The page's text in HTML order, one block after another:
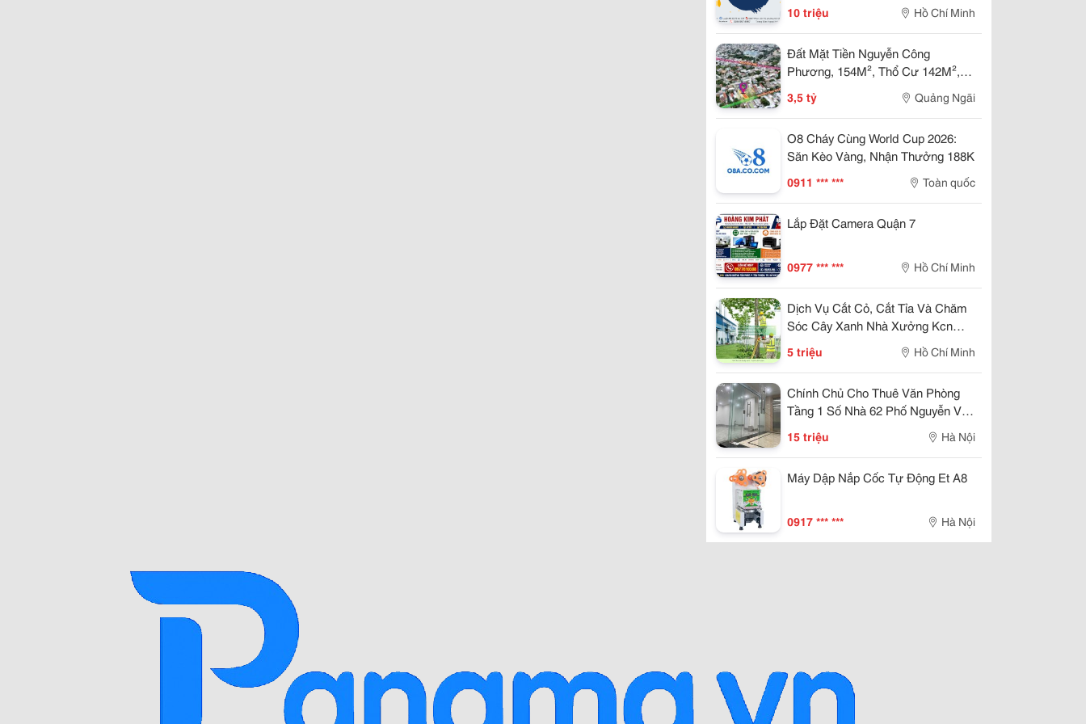
10 triệu Hồ Chí Minh
Đất Mặt Tiền Nguyễn Công
Phương, 154M², Thổ Cư 142M²,
Kinh Doanh Đẹp, Giá Tốt
3,5 tỷ Quảng Ngãi
O8 Cháy Cùng World Cup 2026:
Săn Kèo Vàng, Nhận Thưởng 188K
0911 *** *** Toàn quốc
Lắp Đặt Camera Quận 7
0977 *** *** Hồ Chí Minh
Dịch Vụ Cắt Cỏ, Cắt Tỉa Và Chăm
Sóc Cây Xanh Nhà Xưởng Kcn
5 triệu Hồ Chí Minh
Chính Chủ Cho Thuê Văn Phòng
Tầng 1 Số Nhà 62 Phố Nguyễn Viết
Xuân, Phường Phương Liệt, Hn
15 triệu Hà Nội
Máy Dập Nắp Cốc Tự Động Et A8
0917 *** *** Hà Nội